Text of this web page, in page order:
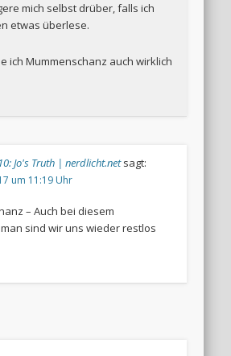
mich selbst drüber, falls ich
etwas überlese.
ich Mummenschanz auch wirklich
Jo's Truth | nerdlicht.net sagt:
um 11:19 Uhr
– Auch bei diesem
sind wir uns wieder restlos